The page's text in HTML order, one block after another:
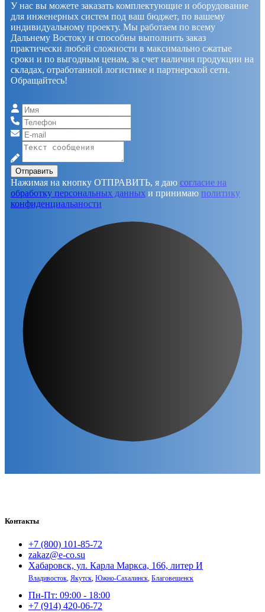
У нас вы можете заказать комплектующие и оборудование
для инженерных систем под ваш бюджет, по вашему
индивидуальному проекту. Мы работаем по всему
Дальнему Востоку и способны выполнить заказ
практически любой сложности в максимально сжатые
сроки и по выгодным ценам, за счет наличия продукции на
складах, отработанной логистике и партнерской сети.
Обращайтесь!
Отправить
Нажимая на кнопку ОТПРАВИТЬ, я даю согласие на
обработку персональных данных и принимаю политику
конфиденциальаности
Контакты
+7 (800) 101-85-72
zakaz@e-co.su
Хабаровск, ул. Карла Маркса, 166, литер И
Владивосток, Якутск, Южно-Сахалинск, Благовещенск
Пн-Пт: 09:00 - 18:00
+7 (914) 420-06-72